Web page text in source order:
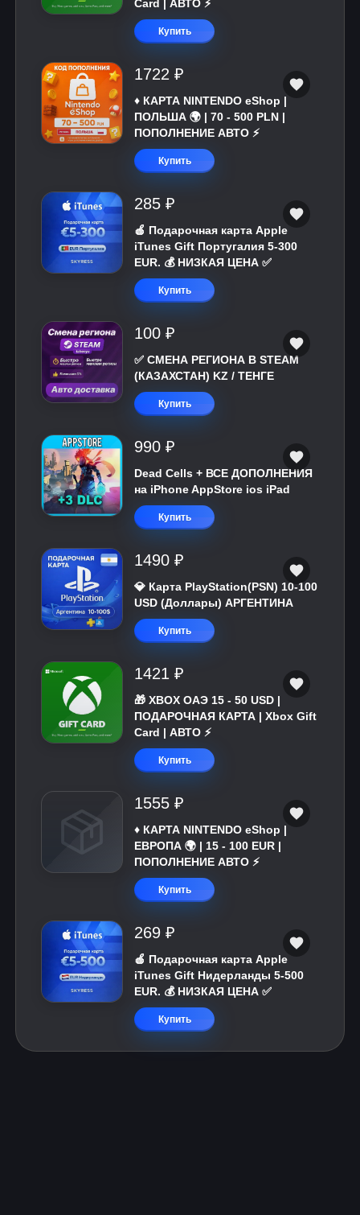
Card | АВТО ⚡
Купить
1722 ₽
♦️ КАРТА NINTENDO eShop |
ПОЛЬША 🌍 | 70 - 500 PLN |
ПОПОЛНЕНИЕ АВТО ⚡
Купить
285 ₽
🍎 Подарочная карта Apple
iTunes Gift Португалия 5-300
EUR. 💰 НИЗКАЯ ЦЕНА ✅
Купить
100 ₽
✅ СМЕНА РЕГИОНА В STEAM
(КАЗАХСТАН) KZ / ТЕНГЕ
Купить
990 ₽
Dead Cells + ВСЕ ДОПОЛНЕНИЯ
на iPhone AppStore ios iPad
Купить
1490 ₽
💎 Карта PlayStation(PSN) 10-100
USD (Доллары) АРГЕНТИНА
Купить
1421 ₽
🎁 XBOX ОАЭ 15 - 50 USD |
ПОДАРОЧНАЯ КАРТА | Xbox Gift
Card | АВТО ⚡
Купить
1555 ₽
♦️ КАРТА NINTENDO eShop |
ЕВРОПА 🌍 | 15 - 100 EUR |
ПОПОЛНЕНИЕ АВТО ⚡
Купить
269 ₽
🍎 Подарочная карта Apple
iTunes Gift Нидерланды 5-500
EUR. 💰 НИЗКАЯ ЦЕНА ✅
Купить